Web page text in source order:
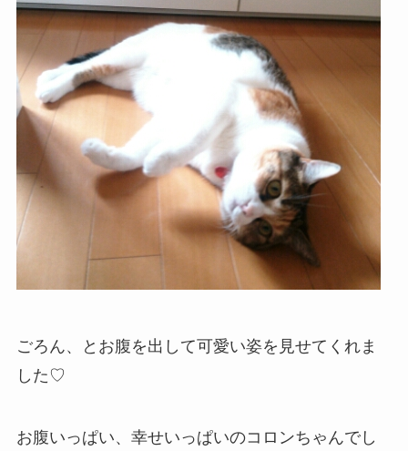
ごろん、とお腹を出して可愛い姿を見せてくれま
した♡
お腹いっぱい、幸せいっぱいのコロンちゃんでし